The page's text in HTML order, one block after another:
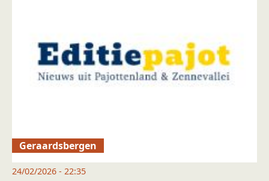
Geraardsbergen
24/02/2026 - 22:35